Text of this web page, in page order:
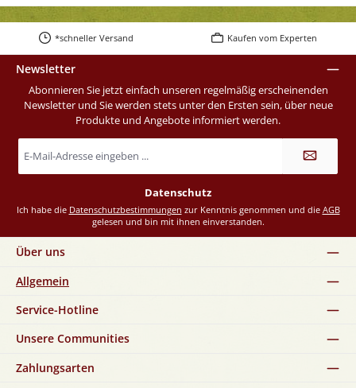
*schneller Versand Kaufen vom Experten
Newsletter
Abonnieren Sie jetzt einfach unseren regelmäßig erscheinenden
Newsletter und Sie werden stets unter den Ersten sein, über neue
Produkte und Angebote informiert werden.
Mail-
Datenschutz
Ich habe die Datenschutzbestimmungen zur Kenntnis genommen und die AGB
gelesen und bin mit ihnen einverstanden.
Über uns
Allgemein
Service-Hotline
Unsere Communities
Zahlungsarten